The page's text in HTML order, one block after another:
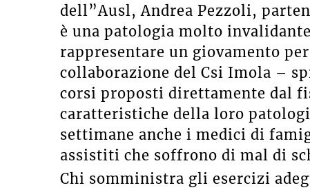
dell”Ausl, Andrea Pezzoli,
è una patologia molto
rappresentare un giovamento
collaborazione del Csi Imola –
corsi proposti direttamente dal
caratteristiche della loro
settimane anche i medici di
assistiti che soffrono di mal di
Chi somministra gli esercizi